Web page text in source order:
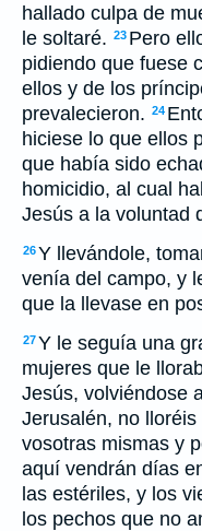
hallado culpa de
le soltaré. 23 Pero
pidiendo que fuese
ellos y de los
prevalecieron. 24
hiciese lo que ellos
que había sido
homicidio, al cual
Jesús a la voluntad
26Y llevándole,
venía del campo, y
que la llevase en
27Y le seguía una
mujeres que le
Jesús, volviéndose
Jerusalén, no
vosotras mismas y
aquí vendrán días
las estériles, y los
los pechos que no